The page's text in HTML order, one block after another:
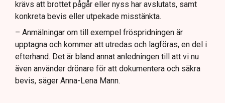
krävs att brottet pågår eller nyss har avslutats, samt
konkreta bevis eller utpekade misstänkta.
– Anmälningar om till exempel fröspridningen är
upptagna och kommer att utredas och lagföras, en del i
efterhand. Det är bland annat anledningen till att vi nu
även använder drönare för att dokumentera och säkra
bevis, säger Anna-Lena Mann.